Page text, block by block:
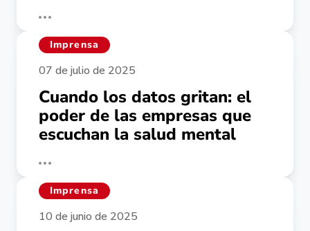
Imprensa
07 de julio de 2025
Cuando los datos gritan: el
poder de las empresas que
escuchan la salud mental
Imprensa
10 de junio de 2025